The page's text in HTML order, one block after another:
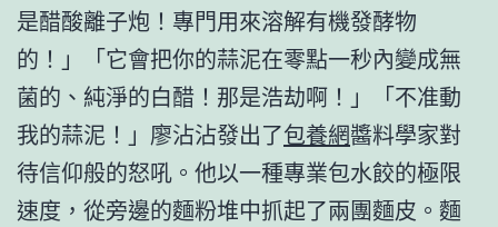
是醋酸離子炮！專門用來溶解有機發酵物
的！」「它會把你的蒜泥在零點一秒內變成無
菌的、純淨的白醋！那是浩劫啊！」「不准動
我的蒜泥！」廖沾沾發出了包養網醬料學家對
待信仰般的怒吼。他以一種專業包水餃的極限
速度，從旁邊的麵粉堆中抓起了兩團麵皮。麵